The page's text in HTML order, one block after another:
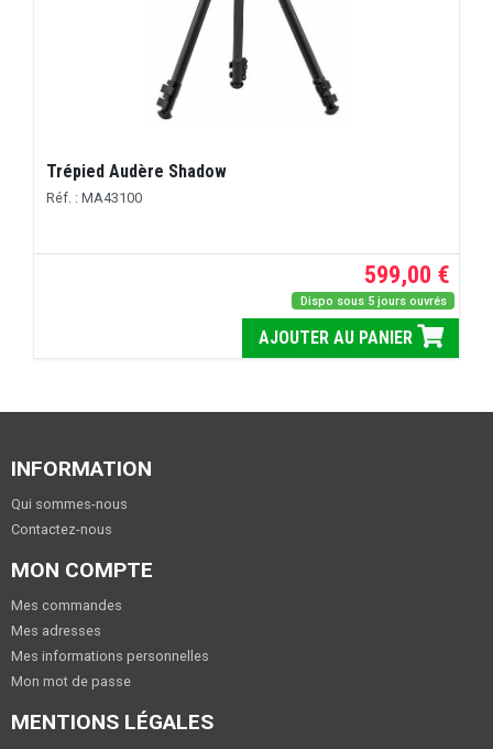
Trépied Audère Shadow
Réf. : MA43100
599,00 €
Dispo sous 5 jours ouvrés
AJOUTER AU PANIER
INFORMATION
Qui sommes-nous
Contactez-nous
MON COMPTE
Mes commandes
Mes adresses
Mes informations personnelles
Mon mot de passe
MENTIONS LÉGALES